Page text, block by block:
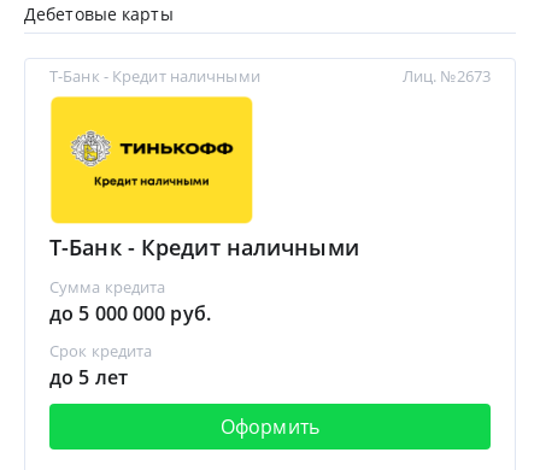
Дебетовые карты
Т-Банк - Кредит наличными
Т-Банк - Кредит наличными
Сумма кредита
до 5 000 000 руб.
Срок кредита
до 5 лет
Оформить
Лиц. №2673